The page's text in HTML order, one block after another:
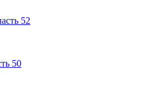
52
50